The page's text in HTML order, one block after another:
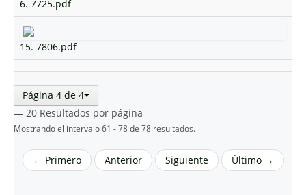
6. 7725.pdf
15. 7806.pdf
Página 4 de 4
— 20 Resultados por página
Mostrando el intervalo 61 - 78 de 78 resultados.
← Primero Anterior Siguiente Último →